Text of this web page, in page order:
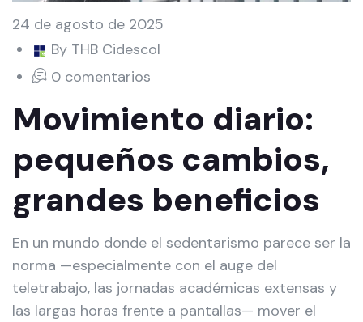
24 de agosto de 2025
By THB Cidescol
0 comentarios
Movimiento diario:
pequeños cambios,
grandes beneficios
En un mundo donde el sedentarismo parece ser la
norma —especialmente con el auge del
teletrabajo, las jornadas académicas extensas y
las largas horas frente a pantallas— mover el